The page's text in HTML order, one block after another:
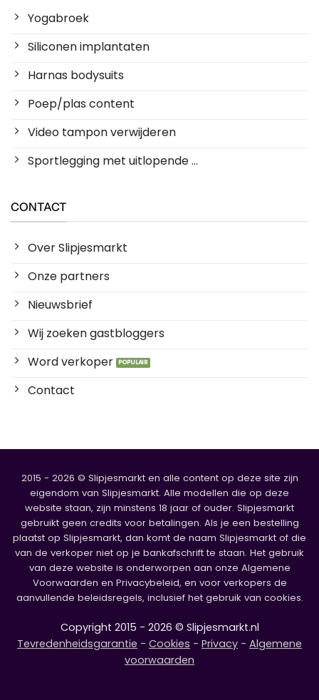
Yogabroek
Siliconen implantaten
Harnas bodysuits
Poep/plas content
Video tampon verwijderen
Sportlegging met uitlopende ...
CONTACT
Over Slipjesmarkt
Onze partners
Nieuwsbrief
Wij zoeken gastbloggers
Word verkoper
Contact
2015 - 2026 © Slipjesmarkt en alle content op deze site zijn
eigendom van Slipjesmarkt. Alle modellen die op deze
website staan, zijn minstens 18 jaar of ouder. Slipjesmarkt
gebruikt geen credits voor betalingen. Als je een bestelling
plaatst op Slipjesmarkt, dan komt de naam Slipjesmarkt of die
van de verkoper niet op je bankafschrift te staan. Het gebruik
van deze website is onderworpen aan onze Algemene
Voorwaarden en Privacybeleid, en voor verkopers de
aanvullende beleidsregels, inclusief het gebruik van cookies.
Copyright 2015 - 2026 © Slipjesmarkt.nl
Tevredenheidsgarantie - Cookies - Privacy - Algemene
voorwaarden